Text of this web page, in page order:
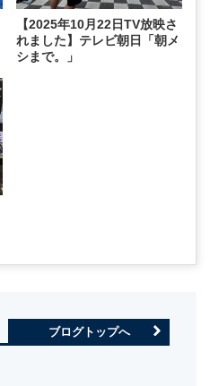
【2025年10月22日TV放映さ
れました】テレビ朝日「朝メ
シまで。」
ブログトップへ